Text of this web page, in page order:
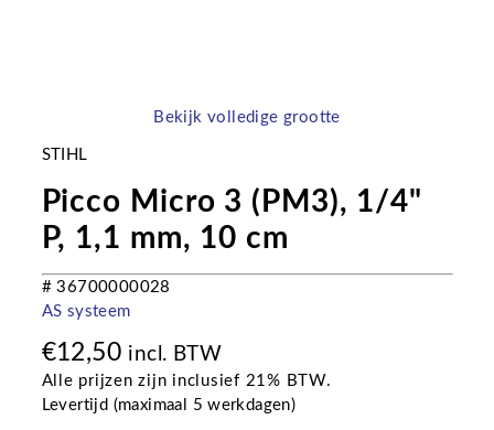
Bekijk volledige grootte
STIHL
Picco Micro 3 (PM3), 1/4"
P, 1,1 mm, 10 cm
# 36700000028
AS systeem
€12,50 incl. BTW
Alle prijzen zijn inclusief 21% BTW.
Levertijd (maximaal 5 werkdagen)